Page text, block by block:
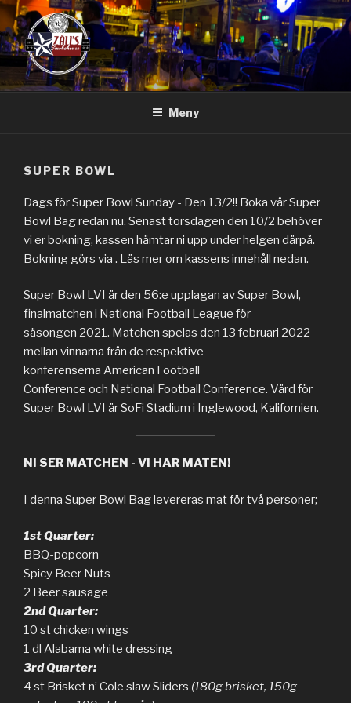
Hoppa
till
innehåll
Meny
SUPER BOWL
Dags för Super Bowl Sunday - Den 13/2!! Boka vår Super
Bowl Bag redan nu. Senast torsdagen den 10/2 behöver
vi er bokning, kassen hämtar ni upp under helgen därpå.
Bokning görs via . Läs mer om kassens innehåll nedan.
Super Bowl LVI är den 56:e upplagan av Super Bowl,
finalmatchen i National Football League för
säsongen 2021. Matchen spelas den 13 februari 2022
mellan vinnarna från de respektive
konferenserna American Football
Conference och National Football Conference. Värd för
Super Bowl LVI är SoFi Stadium i Inglewood, Kalifornien.
NI SER MATCHEN - VI HAR MATEN!
I denna Super Bowl Bag levereras mat för två personer;
1st Quarter:
BBQ-popcorn
Spicy Beer Nuts
2 Beer sausage
2nd Quarter:
10 st chicken wings
1 dl Alabama white dressing
3rd Quarter:
4 st Brisket n’ Cole slaw Sliders (180g brisket, 150g